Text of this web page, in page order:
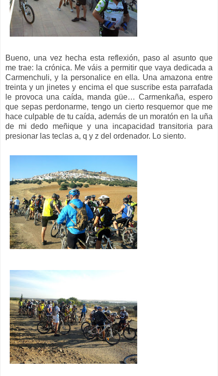
Bueno, una vez hecha esta reflexión, paso al asunto que
me trae: la crónica. Me váis a permitir que vaya dedicada a
Carmenchuli, y la personalice en ella. Una amazona entre
treinta y un jinetes y encima el que suscribe esta parrafada
le provoca una caída, manda güe… Carmenkaña, espero
que sepas perdonarme, tengo un cierto resquemor que me
hace culpable de tu caída, además de un moratón en la uña
de mi dedo meñique y una incapacidad transitoria para
presionar las teclas a, q y z del ordenador. Lo siento.